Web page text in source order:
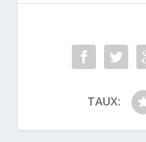
TAUX: